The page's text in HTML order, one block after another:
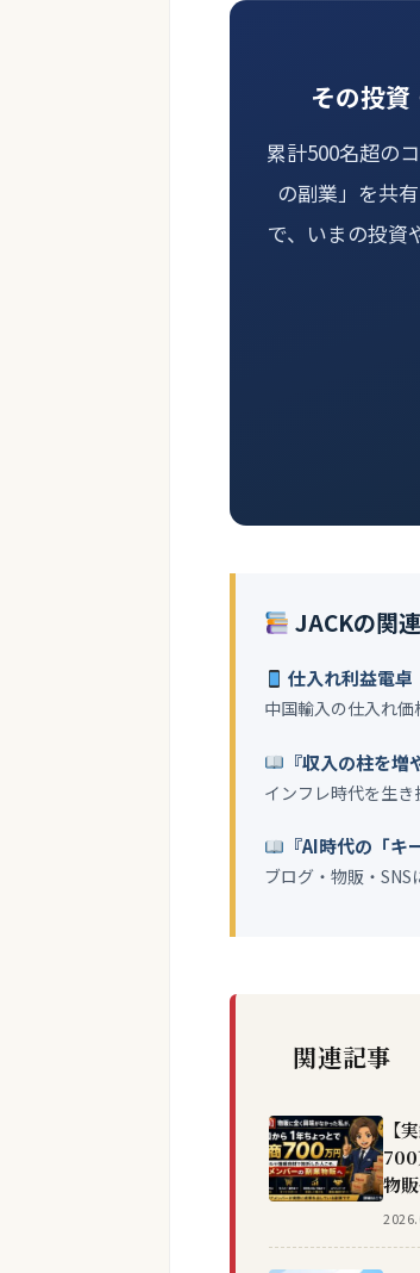
その投資
累計500名超の
の副業」を共
で、いまの投資
JACKの関
仕入れ利益電卓
中国輸入の仕入れ
『収入の柱を増
インフレ時代を生
『AI時代の「キ
ブログ・物販・
関連記事
【
700
物